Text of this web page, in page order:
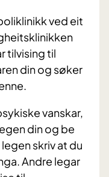
ved eit
tilvising til
din og søker
vanskar,
din og be
skriv at du
Andre legar